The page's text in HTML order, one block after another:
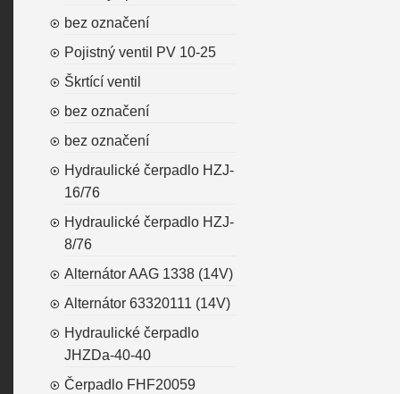
bez označení
Pojistný ventil PV 10-25
Škrtící ventil
bez označení
bez označení
Hydraulické čerpadlo HZJ-
16/76
Hydraulické čerpadlo HZJ-
8/76
Alternátor AAG 1338 (14V)
Alternátor 63320111 (14V)
Hydraulické čerpadlo
JHZDa-40-40
Čerpadlo FHF20059